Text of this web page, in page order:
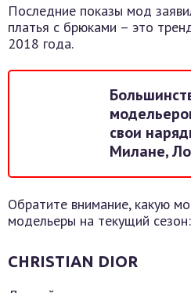
Последние показы мод
платья с брюками – это
2018 года.
свои
Милане,
Обратите внимание, какую
модельеры на текущий сезон:
CHRISTIAN DIOR